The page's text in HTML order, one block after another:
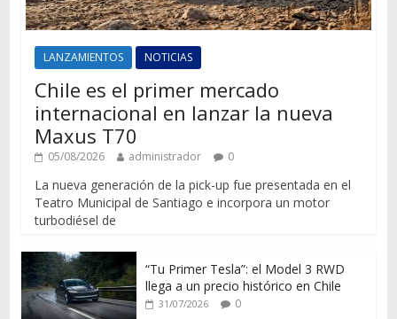
LANZAMIENTOS NOTICIAS
Chile es el primer mercado
internacional en lanzar la nueva
Maxus T70
05/08/2026 administrador 0
La nueva generación de la pick-up fue presentada en el
Teatro Municipal de Santiago e incorpora un motor
turbodiésel de
“Tu Primer Tesla”: el Model 3 RWD
llega a un precio histórico en Chile
31/07/2026 0